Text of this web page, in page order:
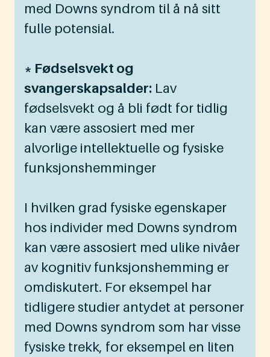
med Downs syndrom til å nå sitt
fulle potensial.
* Fødselsvekt og
svangerskapsalder: Lav
fødselsvekt og å bli født for tidlig
kan være assosiert med mer
alvorlige intellektuelle og fysiske
funksjonshemminger
I hvilken grad fysiske egenskaper
hos individer med Downs syndrom
kan være assosiert med ulike nivåer
av kognitiv funksjonshemming er
omdiskutert. For eksempel har
tidligere studier antydet at personer
med Downs syndrom som har visse
fysiske trekk, for eksempel en liten